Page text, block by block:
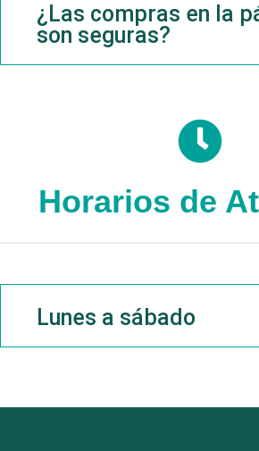
¿Las compras en la
son seguras?
Horarios de
Lunes a sábado